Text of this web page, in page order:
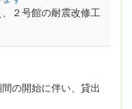
２号館の耐震改修工
の開始に伴い、貸出